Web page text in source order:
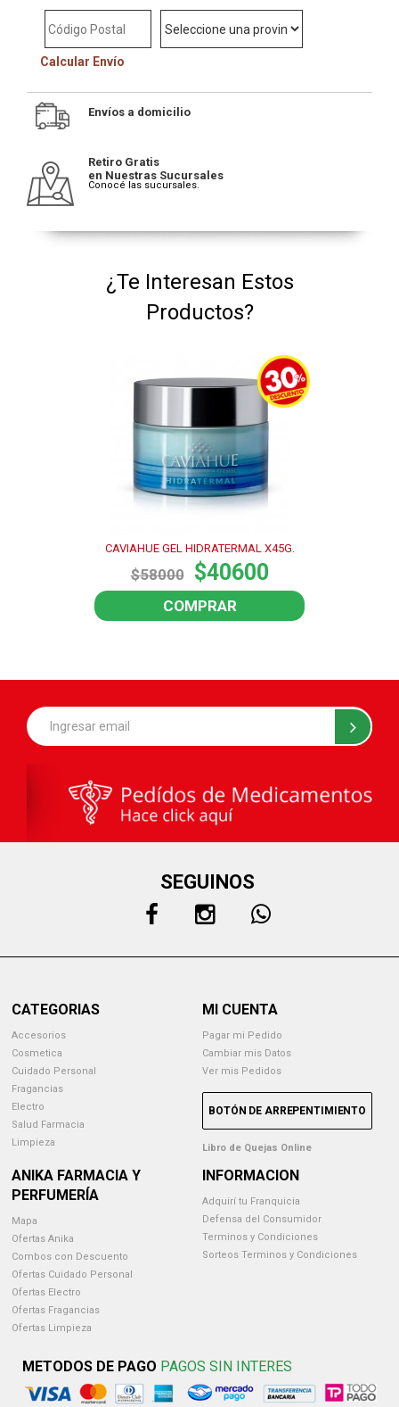
Calcular Envío
Envíos a domicilio
Retiro Gratis
en Nuestras Sucursales
Conocé las sucursales.
¿Te Interesan Estos
Productos?
CAVIAHUE GEL HIDRATERMAL X45G.
$58000 $40600
COMPRAR
SEGUINOS
CATEGORIAS
Accesorios
Cosmetica
Cuidado Personal
Fragancias
Electro
Salud Farmacia
Limpieza
MI CUENTA
Pagar mi Pedido
Cambiar mis Datos
Ver mis Pedidos
BOTÓN DE ARREPENTIMIENTO
Libro de Quejas Online
ANIKA FARMACIA Y
PERFUMERÍA
Mapa
Ofertas Anika
Combos con Descuento
Ofertas Cuidado Personal
Ofertas Electro
Ofertas Fragancias
Ofertas Limpieza
INFORMACION
Adquirí tu Franquicia
Defensa del Consumidor
Terminos y Condiciones
Sorteos Terminos y Condiciones
METODOS DE PAGO PAGOS SIN INTERES